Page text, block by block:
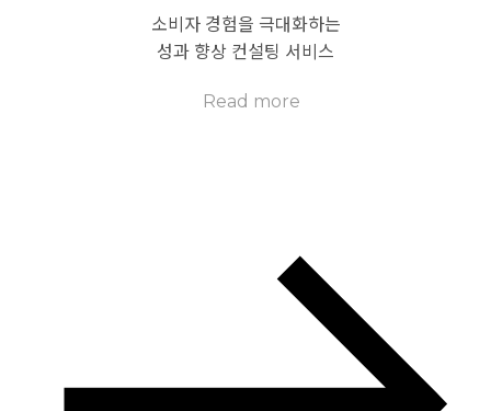
소비자 경험을 극대화하는
성과 향상 컨설팅 서비스
Read more